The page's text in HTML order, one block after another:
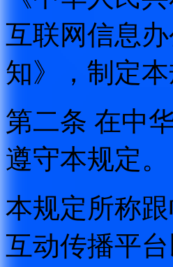
互联网信息
知》，制定本
第二条 在中
遵守本规定。
本规定所称
互动传播平